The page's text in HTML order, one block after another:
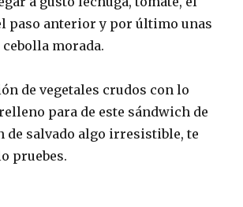
paso anterior y por último unas
morada.
de vegetales crudos con lo
para de este sándwich de
de salvado algo irresistible, te
pruebes.